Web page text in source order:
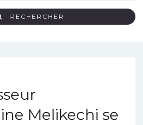
RECHERCHER
Melikechi se